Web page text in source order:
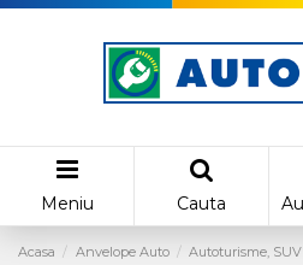
Meniu Cauta
Acasa Anvelope Auto
Autoturisme,